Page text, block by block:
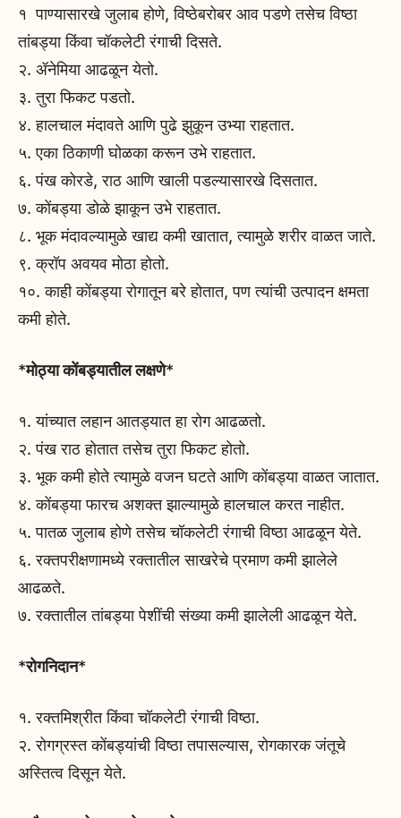
१ पाण्यासारखे जुलाब होणे, विष्ठेबरोबर आव पडणे तसेच विष्ठा
तांबड्या किंवा चॉकलेटी रंगाची दिसते.
२. ॲनेमिया आढळून येतो.
३. तुरा फिकट पडतो.
४. हालचाल मंदावते आणि पुढे झुकून उभ्या राहतात.
५. एका ठिकाणी घोळका करून उभे राहतात.
६. पंख कोरडे, राठ आणि खाली पडल्यासारखे दिसतात.
७. कोंबड्या डोळे झाकून उभे राहतात.
८. भूक मंदावल्यामुळे खाद्य कमी खातात, त्यामुळे शरीर वाळत जाते.
९. क्रॉप अवयव मोठा होतो.
१०. काही कोंबड्या रोगातून बरे होतात, पण त्यांची उत्पादन क्षमता
कमी होते.
*मोठ्या कोंबड्यातील लक्षणे*
१. यांच्यात लहान आतड्यात हा रोग आढळतो.
२. पंख राठ होतात तसेच तुरा फिकट होतो.
३. भूक कमी होते त्यामुळे वजन घटते आणि कोंबड्या वाळत जातात.
४. कोंबड्या फारच अशक्त झाल्यामुळे हालचाल करत नाहीत.
५. पातळ जुलाब होणे तसेच चॉकलेटी रंगाची विष्ठा आढळून येते.
६. रक्तपरीक्षणामध्ये रक्तातील साखरेचे प्रमाण कमी झालेले
आढळते.
७. रक्तातील तांबड्या पेशींची संख्या कमी झालेली आढळून येते.
*रोगनिदान*
१. रक्तमिश्रीत किंवा चॉकलेटी रंगाची विष्ठा.
२. रोगग्रस्त कोंबड्यांची विष्ठा तपासल्यास, रोगकारक जंतूचे
अस्तित्व दिसून येते.